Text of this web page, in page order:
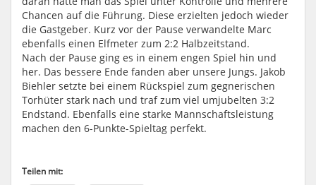
Chancen auf die Führung. Diese erzielten jedoch wieder
die Gastgeber. Kurz vor der Pause verwandelte Marc
ebenfalls einen Elfmeter zum 2:2 Halbzeitstand.
Nach der Pause ging es in einem engen Spiel hin und
her. Das bessere Ende fanden aber unsere Jungs. Jakob
Biehler setzte bei einem Rückspiel zum gegnerischen
Torhüter stark nach und traf zum viel umjubelten 3:2
Endstand. Ebenfalls eine starke Mannschaftsleistung
machen den 6-Punkte-Spieltag perfekt.
Teilen mit: